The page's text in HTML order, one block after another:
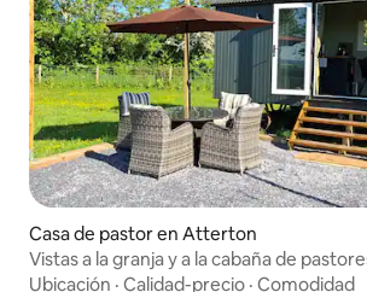
Casa de pastor en Atterton
Vistas a la granja y a la cabaña de
caballo!
Ubicación · Calidad-precio · Comodidad